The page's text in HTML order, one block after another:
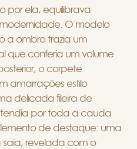
por ela, equilibrava
O modelo
a ombro trazia um
que conferia um volume
o corpete
amarrações estilo
delicada fileira de
por toda a cauda
de destaque: uma
revelada com o